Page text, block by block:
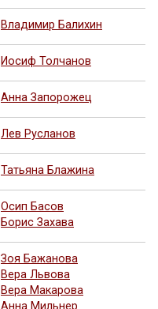
Владимир Балихин
Иосиф Толчанов
Анна Запорожец
Лев Русланов
Татьяна Блажина
Осип Басов
Борис Захава
Зоя Бажанова
Вера Львова
Вера Макарова
Анна Мильнер